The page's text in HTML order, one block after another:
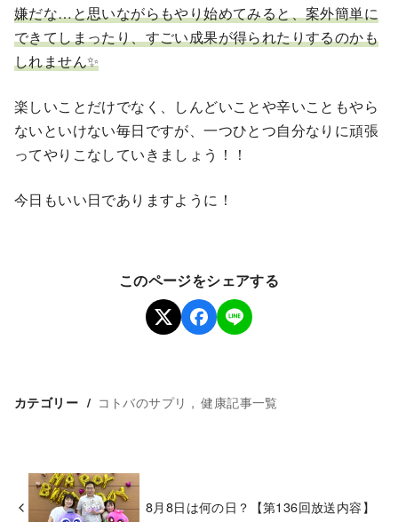
嫌だな…と思いながらもやり始めてみると、案外簡単に
できてしまったり、すごい成果が得られたりするのかも
しれません✨
楽しいことだけでなく、しんどいことや辛いこともやら
ないといけない毎日ですが、一つひとつ自分なりに頑張
ってやりこなしていきましょう！！
今日もいい日でありますように！
このページをシェアする
カテゴリー コトバのサプリ 健康記事一覧
8月8日は何の日？【第136回放送内容】